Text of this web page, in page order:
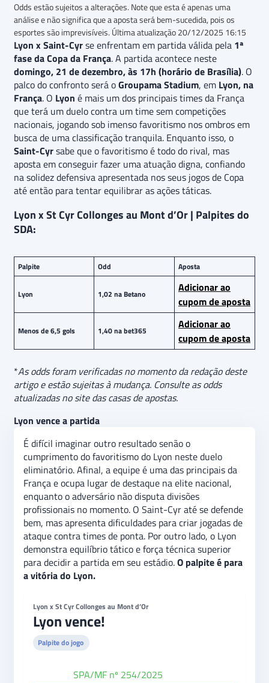
Odds estão sujeitos a alterações. Note que esta é apenas uma
análise e não significa que a aposta será bem-sucedida, pois os
esportes são imprevisíveis. Última atualização20/12/2025 16:15
Lyon x Saint-Cyrse enfrentam em partida válida pela 1ª
fase da Copa da França. A partida acontece neste
domingo, 21 de dezembro, às 17h (horário de Brasília). O
palco do confronto será oGroupama Stadium, em Lyon, na
França. O Lyon é mais um dos principais times da França
que terá um duelo contra um time sem competições
nacionais, jogando sob imenso favoritismo nos ombros em
busca de uma classificação tranquila. Enquanto isso, o
Saint-Cyrsabe que o favoritismo é todo do rival, mas
aposta em conseguir fazer uma atuação digna, confiando
na solidez defensiva apresentada nos seus jogos de Copa
até então para tentar equilibrar as ações táticas.
Lyon x St Cyr Collonges au Mont d’Or | Palpites do
SDA:
Palpite Odd Aposta
Lyon 1,02 na Betano
Adicionar ao
cupom de aposta
Menos de 6,5 gols 1,40 na bet365
Adicionar ao
cupom de aposta
*As odds foram verificadas no momento da redação deste
artigo e estão sujeitas à mudança. Consulte as odds
atualizadas no site das casas de apostas.
Lyon vence a partida
É difícil imaginar outro resultado senão o
cumprimento do favoritismo do Lyon neste duelo
eliminatório. Afinal, a equipe é uma das principais da
França e ocupa lugar de destaque na elite nacional,
enquanto o adversário não disputa divisões
profissionais no momento. O Saint-Cyr até se defende
bem, mas apresenta dificuldades para criar jogadas de
ataque contra times de ponta. Por outro lado, o Lyon
demonstra equilíbrio tático e força técnica superior
para decidir a partida em seu estádio.O palpite é para
a vitória do Lyon.
Lyon x St Cyr Collonges au Mont d’Or
Lyon vence!
Palpite do jogo
SPA/MF nº 254/2025